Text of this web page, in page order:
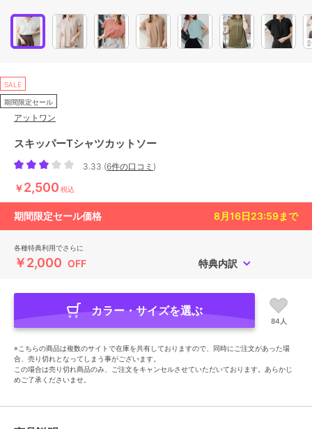
SALE
期間限定セール
アットワン
スキッパーTシャツカットソー
3.33 (6件の口コミ )
￥2,500 税込
期間限定セール価格 8月16日23:59まで
各種特典利用でさらに
￥2,000 OFF 特典内訳
カラー・サイズを選ぶ
84人
※こちらの商品は複数のサイトで在庫を共有しておりますので、同時にご注文があった場
合、売り切れとなってしまう事がございます。
この場合は売り切れ商品のみ、ご注文をキャンセルさせていただいております。あらかじ
めご了承くださいませ。